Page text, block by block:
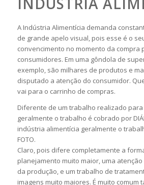
A Indústria Alimentícia demanda
de grande apelo visual, pois esse é o
convencimento no momento da compra
consumidores. Em uma gôndola de
exemplo, são milhares de produtos e
disputado a atenção do consumidor.
vai para o carrinho de compras.
Diferente de um trabalho realizado
geralmente o trabalho é cobrado por
indústria alimentícia geralmente o
FOTO.
Claro, pois difere completamente a
planejamento muito maior, uma
da produção, e um trabalho de
imagens muito maiores. É muito comum